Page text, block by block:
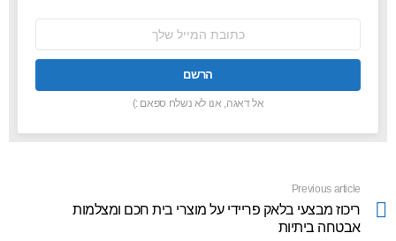
אל דאגה, אנו לא נשלח ספאם :)
more
Previous article
ריכוז מבצעי בלאק פריידי על מוצרי בית חכם ומצלמות
אבטחה ביתיות